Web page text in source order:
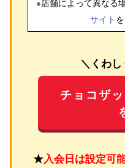
※店舗によって異なる
サイト
＼くわ
チョコザ
★入会日は設定可